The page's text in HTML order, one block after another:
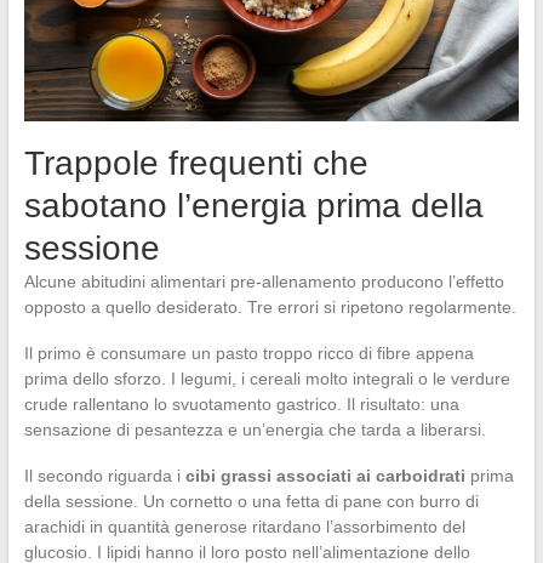
Trappole frequenti che
sabotano l’energia prima della
sessione
Alcune abitudini alimentari pre-allenamento producono l’effetto
opposto a quello desiderato. Tre errori si ripetono regolarmente.
Il primo è consumare un pasto troppo ricco di fibre appena
prima dello sforzo. I legumi, i cereali molto integrali o le verdure
crude rallentano lo svuotamento gastrico. Il risultato: una
sensazione di pesantezza e un’energia che tarda a liberarsi.
Il secondo riguarda i cibi grassi associati ai carboidrati prima
della sessione. Un cornetto o una fetta di pane con burro di
arachidi in quantità generose ritardano l’assorbimento del
glucosio. I lipidi hanno il loro posto nell’alimentazione dello